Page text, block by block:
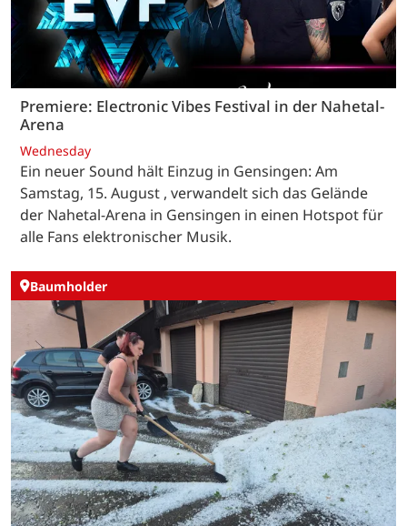
Premiere: Electronic Vibes Festival in der Nahetal-
Arena
Wednesday
Ein neuer Sound hält Einzug in Gensingen: Am
Samstag, 15. August , verwandelt sich das Gelände
der Nahetal-Arena in Gensingen in einen Hotspot für
alle Fans elektronischer Musik.
Baumholder